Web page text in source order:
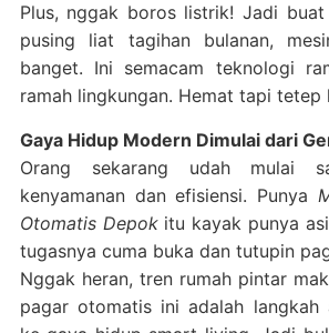
Plus, nggak boros listrik! Jadi
pusing liat tagihan bulanan,
banget. Ini semacam teknologi
ramah lingkungan. Hemat tapi tetep
Gaya Hidup Modern Dimulai dari
Orang sekarang udah mulai
kenyamanan dan efisiensi. Punya
Otomatis Depokitu kayak punya
tugasnya cuma buka dan tutupin
Nggak heran, tren rumah pintar
pagar otomatis ini adalah langkah